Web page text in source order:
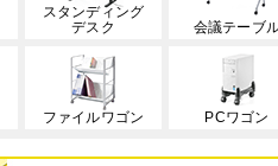
スタンディング
デスク
会議テーブ
ファイルワゴン PCワゴン